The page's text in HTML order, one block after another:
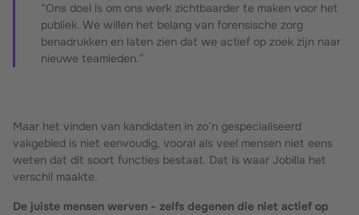
“Ons doel is om ons werk zichtbaarder te maken voor het
publiek. We willen het belang van forensische zorg
benadrukken en laten zien dat we actief op zoek zijn naar
nieuwe teamleden.”
Maar het vinden van kandidaten in zo’n gespecialiseerd
vakgebied is niet eenvoudig, vooral als veel mensen niet eens
weten dat dit soort functies bestaat. Dat is waar Jobilla het
verschil maakte.
De juiste mensen werven - zelfs degenen die niet actief op